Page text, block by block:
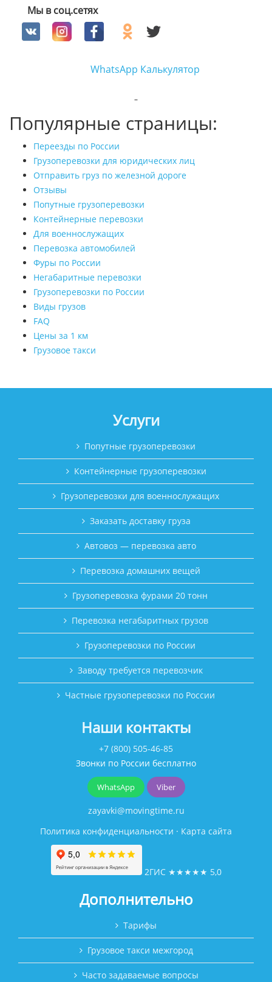
Мы в соц.сетях
WhatsApp Калькулятор
Популярные страницы:
Переезды по России
Грузоперевозки для юридических лиц
Отправить груз по железной дороге
Отзывы
Попутные грузоперевозки
Контейнерные перевозки
Для военнослужащих
Перевозка автомобилей
Фуры по России
Негабаритные перевозки
Грузоперевозки по России
Виды грузов
FAQ
Цены за 1 км
Грузовое такси
Услуги
Попутные грузоперевозки
Контейнерные грузоперевозки
Грузоперевозки для военнослужащих
Заказать доставку груза
Автовоз — перевозка авто
Перевозка домашних вещей
Грузоперевозка фурами 20 тонн
Перевозка негабаритных грузов
Грузоперевозки по России
Заводу требуется перевозчик
Частные грузоперевозки по России
Наши контакты
+7 (800) 505-46-85
Звонки по России бесплатно
WhatsApp Viber
zayavki@movingtime.ru
Политика конфиденциальности · Карта сайта
2ГИС ★★★★★ 5,0
Дополнительно
Тарифы
Грузовое такси межгород
Часто задаваемые вопросы